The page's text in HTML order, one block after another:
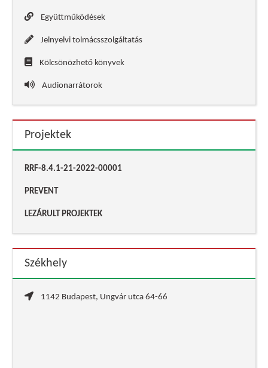
Együttműködések
Jelnyelvi tolmácsszolgáltatás
Kölcsönözhető könyvek
Audionarrátorok
Projektek
RRF-8.4.1-21-2022-00001
PREVENT
LEZÁRULT PROJEKTEK
Székhely
1142 Budapest, Ungvár utca 64-66